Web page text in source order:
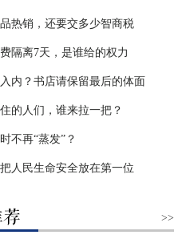
热销，还要交多少智商税
隔离7天，是谁给的权力
内？书店请保留最后的体面
的人们，谁来拉一把？
不再“蒸发”？
人民生命安全放在第一位
>>